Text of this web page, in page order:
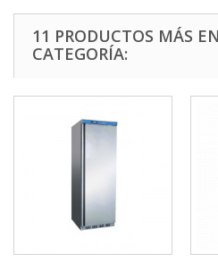
11 PRODUCTOS MÁS
CATEGORÍA: